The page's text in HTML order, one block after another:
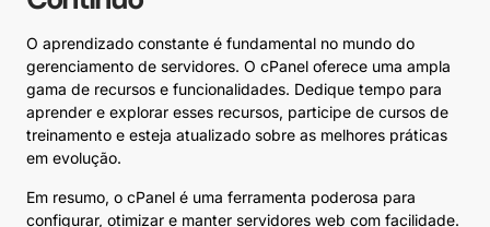
O aprendizado constante é fundamental no mundo do
gerenciamento de servidores. O cPanel oferece uma ampla
gama de recursos e funcionalidades. Dedique tempo para
aprender e explorar esses recursos, participe de cursos de
treinamento e esteja atualizado sobre as melhores práticas
em evolução.
Em resumo, o cPanel é uma ferramenta poderosa para
configurar, otimizar e manter servidores web com facilidade.